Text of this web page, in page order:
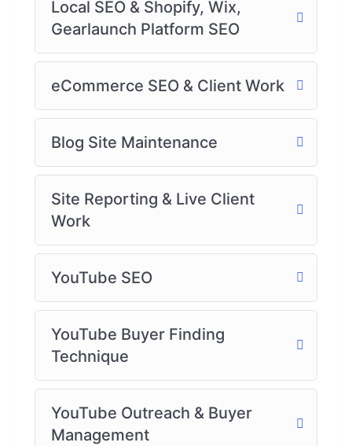
Local SEO & Shopify, Wix,
Gearlaunch Platform SEO
eCommerce SEO & Client Work
Blog Site Maintenance
Site Reporting & Live Client
Work
YouTube SEO
YouTube Buyer Finding
Technique
YouTube Outreach & Buyer
Management